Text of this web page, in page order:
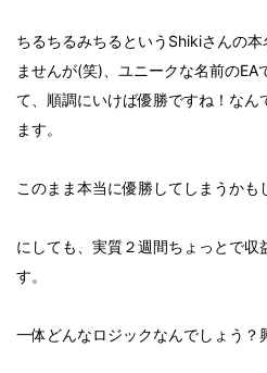
ちるちるみちるというShikiさんの
ませんが(笑)、ユニークな名前の
て、順調にいけば優勝ですね！なん
ます。
このまま本当に優勝してしまうかも
にしても、実質２週間ちょっとで
す。
一体どんなロジックなんでしょう？